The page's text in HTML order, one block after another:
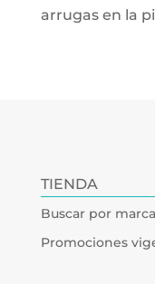
arrugas en la
TIENDA
Buscar por
Promociones